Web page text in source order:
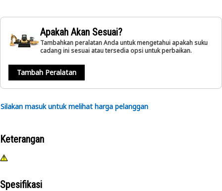
Apakah Akan Sesuai?
Tambahkan peralatan Anda untuk mengetahui apakah suku
cadang ini sesuai atau tersedia opsi untuk perbaikan.
Tambah Peralatan
Silakan masuk untuk melihat harga pelanggan
Keterangan
Spesifikasi